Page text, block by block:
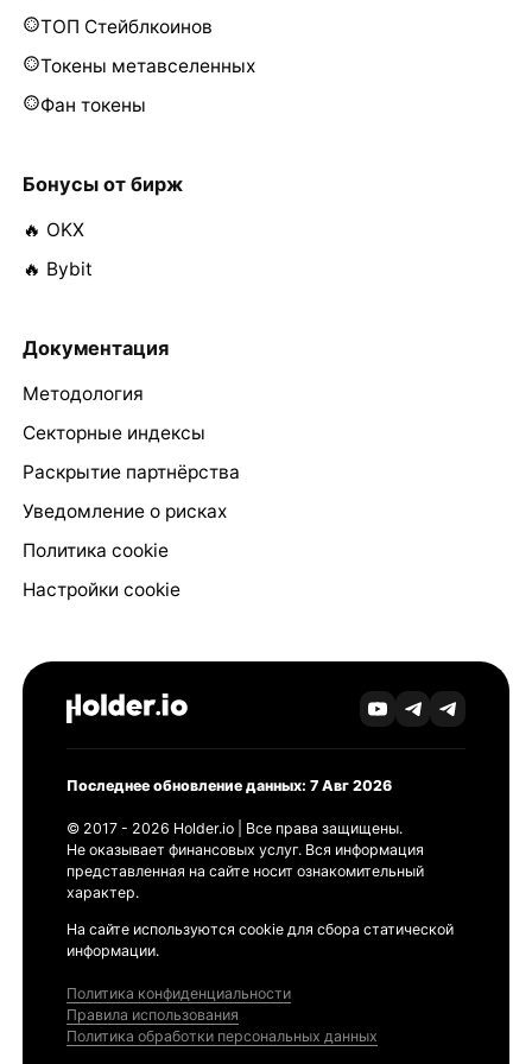
ТОП Стейблкоинов
Токены метавселенных
Фан токены
Бонусы от бирж
🔥 OKX
🔥 Bybit
Документация
Методология
Секторные индексы
Раскрытие партнёрства
Уведомление о рисках
Политика cookie
Настройки cookie
Последнее обновление данных: 7 Авг 2026
© 2017 - 2026 Holder.io | Все права защищены.
Не оказывает финансовых услуг. Вся информация
представленная на сайте носит ознакомительный
характер.
На сайте используются cookie для сбора статической
информации.
Политика конфиденциальности
Правила использования
Политика обработки персональных данных